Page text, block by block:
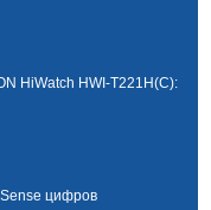
HiWatch HWI-T221H(C):
цифров